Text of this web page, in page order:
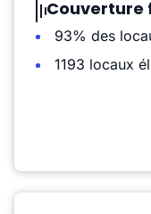
Couverture
93% des
1193 locaux